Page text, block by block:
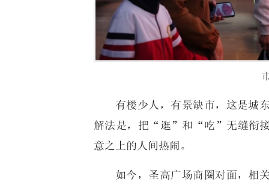
有楼少人，有景缺市，这是城
解法是，把“逛”和“吃”无缝衔
意之上的人间热闹。
如今，圣高广场商圈对面，相